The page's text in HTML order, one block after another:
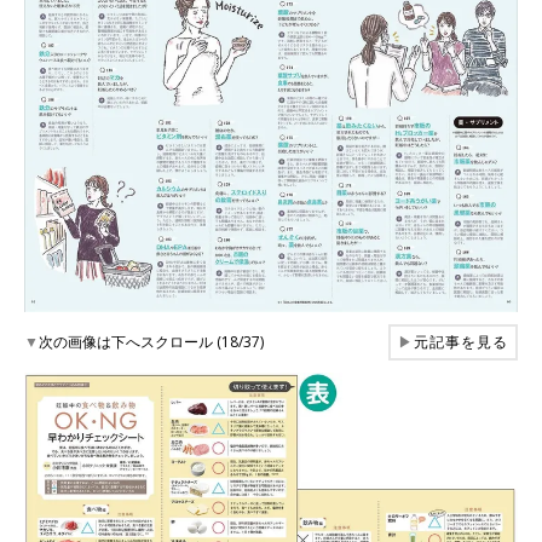
▼次の画像は下へスクロール (18/37) ▶元記事を見る